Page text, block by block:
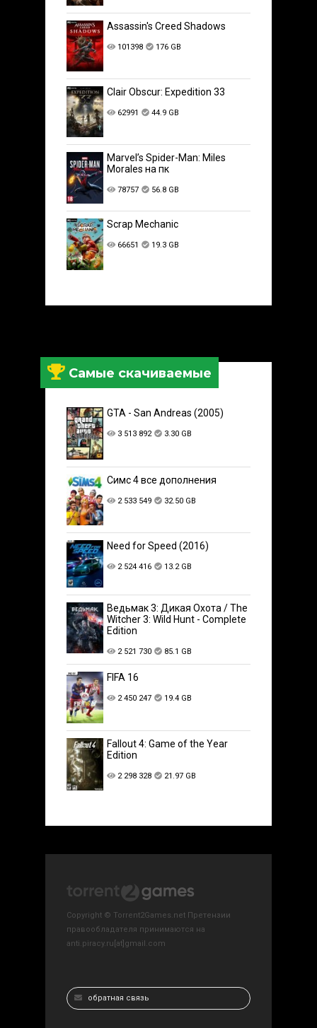
Assassin's Creed Shadows
101398 176 GB
Clair Obscur: Expedition 33
62991 44.9 GB
Marvel’s Spider-Man: Miles
Morales на пк
78757 56.8 GB
Scrap Mechanic
66651 19.3 GB
Самые скачиваемые
GTA - San Andreas (2005)
3 513 892 3.30 GB
Симс 4 все дополнения
2 533 549 32.50 GB
Need for Speed (2016)
2 524 416 13.2 GB
Ведьмак 3: Дикая Охота / The
Witcher 3: Wild Hunt - Complete
Edition
2 521 730 85.1 GB
FIFA 16
2 450 247 19.4 GB
Fallout 4: Game of the Year
Edition
2 298 328 21.97 GB
Copyright © Torrent2Games.net Претензии
правообладателя принимаются на
anti.piracy.ru[at]gmail.com
обратная связь